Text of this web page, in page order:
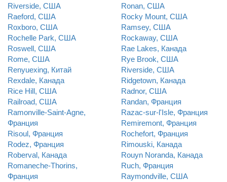
Riverside, США
Ronan, США
Raeford, США
Rocky Mount, США
Roxboro, США
Ramsey, США
Rochelle Park, США
Rockaway, США
Roswell, США
Rae Lakes, Канада
Rome, США
Rye Brook, США
Renyuexing, Китай
Riverside, США
Rexdale, Канада
Ridgetown, Канада
Rice Hill, США
Radnor, США
Railroad, США
Randan, Франция
Ramonville-Saint-Agne,
Франция
Razac-sur-l'Isle, Франция
Remiremont, Франция
Risoul, Франция
Rochefort, Франция
Rodez, Франция
Rimouski, Канада
Roberval, Канада
Rouyn Noranda, Канада
Romaneche-Thorins,
Франция
Ruch, Франция
Raymondville, США